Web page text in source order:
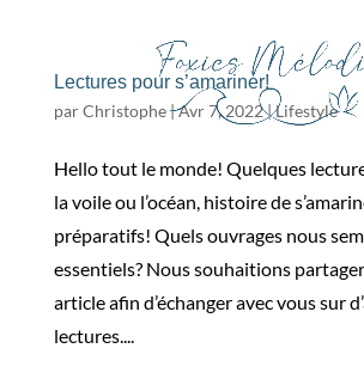
Lectures pour s’amariner!
parChristophe|Avr 7, 2022|Lifestyle
Hello tout le monde! Quelques
la voile ou l’océan, histoire de
préparatifs! Quels ouvrages nous
essentiels? Nous souhaitions
article afin d’échanger avec vous sur
lectures....